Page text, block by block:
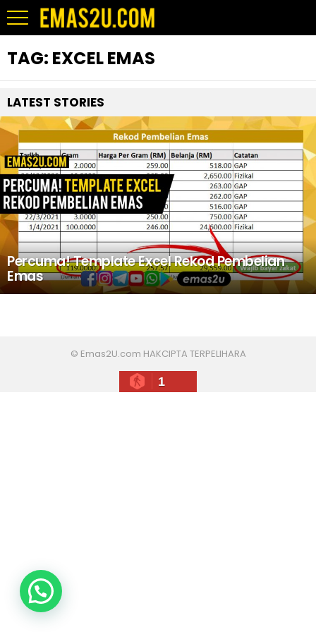
TAG: EXCEL EMAS
LATEST STORIES
Percuma! Template Excel Rekod Pembelian
Emas
© Emas2U.com HAKCIPTA TERPELIHARA
1